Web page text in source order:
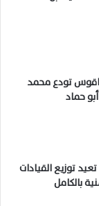
تودع محمد
حماد
توزيع القيادات
بالكامل